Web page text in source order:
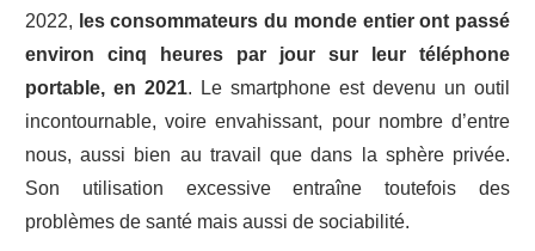
2022, les consommateurs du monde entier ont passé
environ cinq heures par jour sur leur téléphone
portable, en 2021. Le smartphone est devenu un outil
incontournable, voire envahissant, pour nombre d’entre
nous, aussi bien au travail que dans la sphère privée.
Son utilisation excessive entraîne toutefois des
problèmes de santé mais aussi de sociabilité.